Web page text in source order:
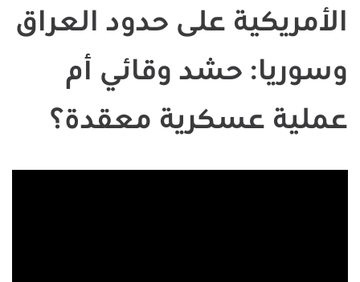
الأمريكية على حدود العراق
وسوريا: حشد وقائي أم
عملية عسكرية معقدة؟